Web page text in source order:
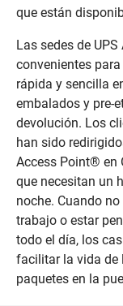
que están
Las sedes de
convenientes
rápida y sencilla
embalados y pre-
devolución. Los
han sido
Access Point® en
que necesitan un
noche. Cuando
trabajo o estar
todo el día, los
facilitar la vida de
paquetes en la